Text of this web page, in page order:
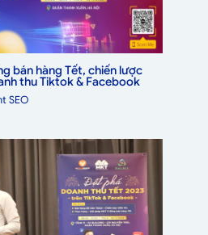
bán hàng Tết, chiến lược
thu Tiktok & Facebook
SEO